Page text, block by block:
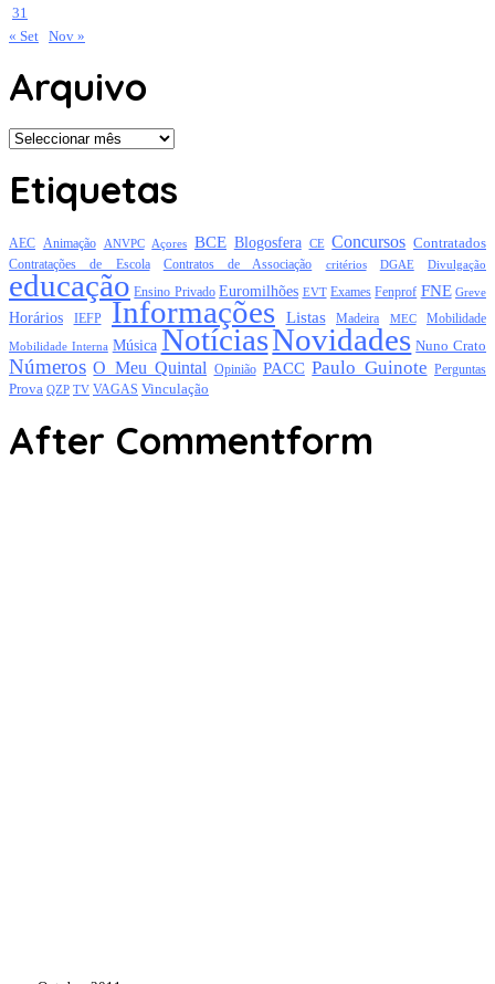
31
« Set Nov »
Arquivo
Arquivo
Etiquetas
AEC Animação ANVPC Açores BCE Blogosfera CE Concursos Contratados
Contratações de Escola Contratos de Associação critérios DGAE Divulgação
educação Ensino Privado Euromilhões EVT Exames Fenprof FNE Greve
Horários IEFP Informações Listas Madeira MEC Mobilidade
Mobilidade Interna Música NotíciasNovidades Nuno Crato
Números O Meu Quintal Opinião PACC Paulo Guinote Perguntas
Prova QZP TV VAGAS Vinculação
After Commentform